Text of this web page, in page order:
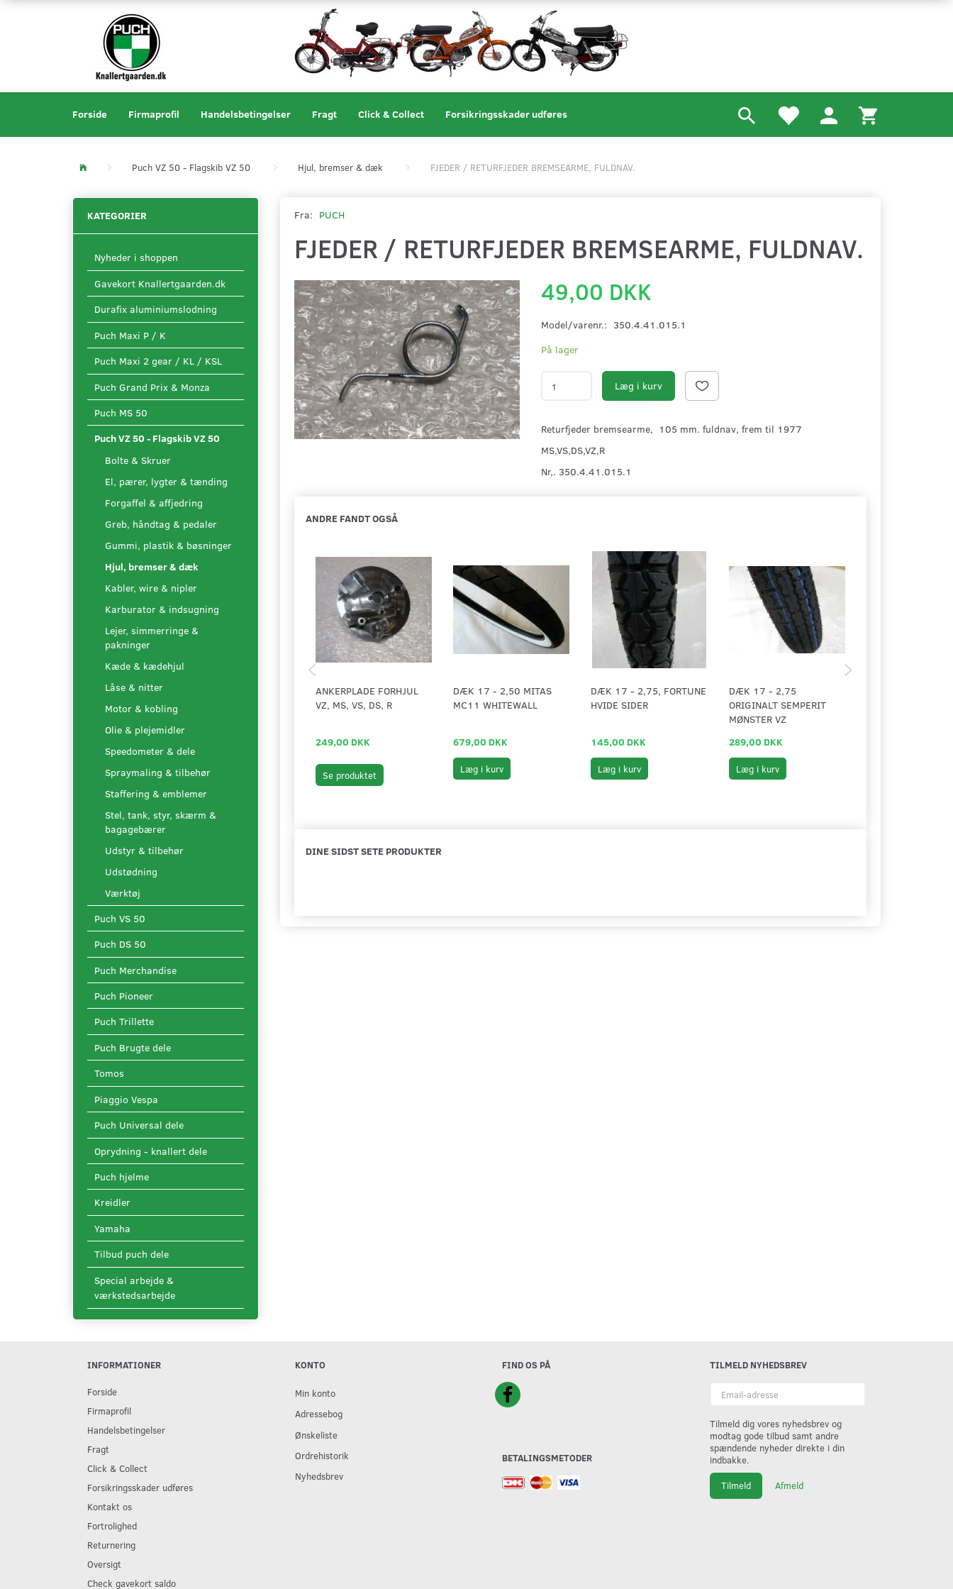
Forside Firmaprofil Handelsbetingelser Fragt Click & Collect Forsikringsskader udføres
Puch VZ 50 - Flagskib VZ 50 Hjul, bremser & dæk FJEDER / RETURFJEDER BREMSEARME, FULDNAV.
KATEGORIER
Nyheder i shoppen
Gavekort Knallertgaarden.dk
Durafix aluminiumslodning
Puch Maxi P / K
Puch Maxi 2 gear / KL / KSL
Puch Grand Prix & Monza
Puch MS 50
Puch VZ 50 - Flagskib VZ 50
Bolte & Skruer
El, pærer, lygter & tænding
Forgaffel & affjedring
Greb, håndtag & pedaler
Gummi, plastik & bøsninger
Hjul, bremser & dæk
Kabler, wire & nipler
Karburator & indsugning
Lejer, simmerringe &
pakninger
Kæde & kædehjul
Låse & nitter
Motor & kobling
Olie & plejemidler
Speedometer & dele
Spraymaling & tilbehør
Staffering & emblemer
Stel, tank, styr, skærm &
bagagebærer
Udstyr & tilbehør
Udstødning
Værktøj
Puch VS 50
Puch DS 50
Puch Merchandise
Puch Pioneer
Puch Trillette
Puch Brugte dele
Tomos
Piaggio Vespa
Puch Universal dele
Oprydning - knallert dele
Puch hjelme
Kreidler
Yamaha
Tilbud puch dele
Special arbejde &
værkstedsarbejde
Fra: PUCH
FJEDER / RETURFJEDER BREMSEARME, FULDNAV.
49,00 DKK
Model/varenr.: 350.4.41.015.1
På lager
Læg i kurv
Returfjeder bremsearme, 105 mm. fuldnav, frem til 1977
MS,VS,DS,VZ,R
Nr,. 350.4.41.015.1
ANDRE FANDT OGSÅ
ANKERPLADE FORHJUL
VZ, MS, VS, DS, R
249,00 DKK
Se produktet
DÆK 17 - 2,50 MITAS
MC11 WHITEWALL
679,00 DKK
Læg i kurv
DÆK 17 - 2,75, FORTUNE
HVIDE SIDER
145,00 DKK
Læg i kurv
DÆK 17 - 2,75
ORIGINALT SEMPERIT
MØNSTER VZ
289,00 DKK
Læg i kurv
DINE SIDST SETE PRODUKTER
INFORMATIONER
Forside
Firmaprofil
Handelsbetingelser
Fragt
Click & Collect
Forsikringsskader udføres
Kontakt os
Fortrolighed
Returnering
Oversigt
Check gavekort saldo
KONTO
Min konto
Adressebog
Ønskeliste
Ordrehistorik
Nyhedsbrev
FIND OS PÅ
BETALINGSMETODER
TILMELD NYHEDSBREV
adresse
Tilmeld dig vores nyhedsbrev og
modtag gode tilbud samt andre
spændende nyheder direkte i din
indbakke.
Tilmeld Afmeld